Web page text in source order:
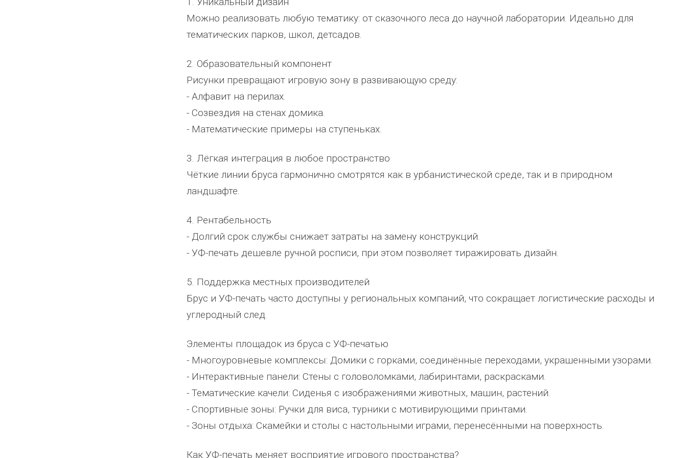
Можно реализовать любую тематику: от сказочного леса до научной лаборатории. Идеально для
тематических парков, школ, детсадов.
2. Образовательный компонент
Рисунки превращают игровую зону в развивающую среду:
- Алфавит на перилах.
- Созвездия на стенах домика.
- Математические примеры на ступеньках.
3. Лёгкая интеграция в любое пространство
Чёткие линии бруса гармонично смотрятся как в урбанистической среде, так и в природном
ландшафте.
4. Рентабельность
- Долгий срок службы снижает затраты на замену конструкций.
- УФ-печать дешевле ручной росписи, при этом позволяет тиражировать дизайн.
5. Поддержка местных производителей
Брус и УФ-печать часто доступны у региональных компаний, что сокращает логистические расходы и
углеродный след.
Элементы площадок из бруса с УФ-печатью
- Многоуровневые комплексы: Домики с горками, соединённые переходами, украшенными узорами.
- Интерактивные панели: Стены с головоломками, лабиринтами, раскрасками.
- Тематические качели: Сиденья с изображениями животных, машин, растений.
- Спортивные зоны: Ручки для виса, турники с мотивирующими принтами.
- Зоны отдыха: Скамейки и столы с настольными играми, перенесёнными на поверхность.
Как УФ-печать меняет восприятие игрового пространства?